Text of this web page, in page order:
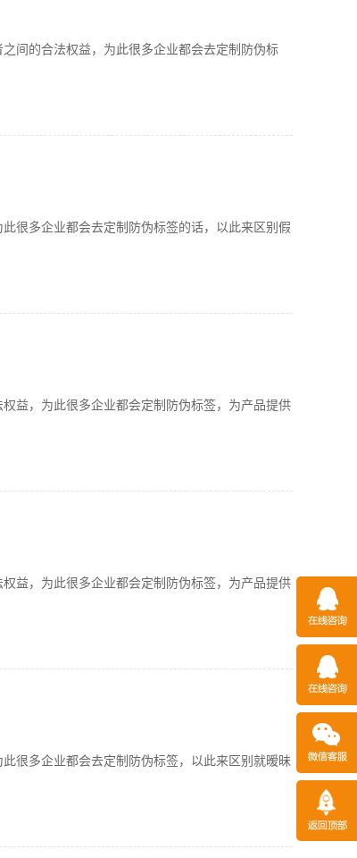
间的合法权益，为此很多企业都会去定制防伪标
很多企业都会去定制防伪标签的话，以此来区别假
益，为此很多企业都会定制防伪标签，为产品提供
益，为此很多企业都会定制防伪标签，为产品提供
很多企业都会去定制防伪标签，以此来区别就暧昧